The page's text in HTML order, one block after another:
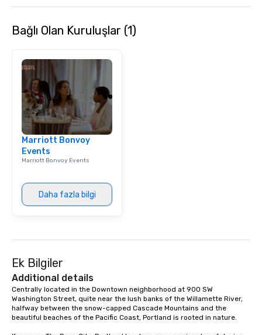
in that "golden hour"
engaged and
the night. ► Pop Nouveau has
decades of
Bağlı Olan Kuruluşlar (1)
Marriott Bonvoy
Events
Marriott Bonvoy Events
Daha fazla bilgi
Ek Bilgiler
Additional details
Centrally located in the Downtown neighborhood at 900 SW
Washington Street, quite near the lush banks of the Willamette River,
halfway between the snow-capped Cascade Mountains and the
beautiful beaches of the Pacific Coast, Portland is rooted in nature.